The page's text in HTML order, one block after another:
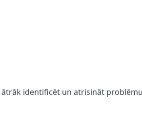
identificēt un atrisināt